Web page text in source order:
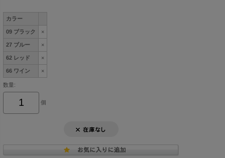
カラー
09 ブラック ×
27 ブルー ×
62 レッド ×
66 ワイン ×
数量:
個